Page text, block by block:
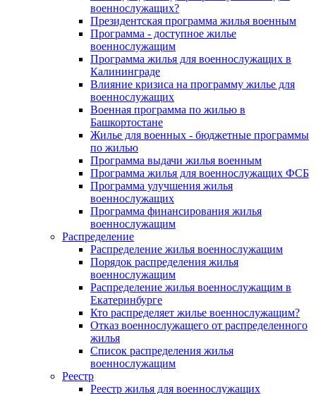
военнослужащих?
Президентская программа жилья военным
Программа - доступное жилье
военнослужащим
Программа жилья для военнослужащих в
Калининграде
Влияние кризиса на программу жилье для
военнослужащих
Военная программа по жилью в
Башкортостане
Жилье для военных - бюджетные программы
по жилью
Программа выдачи жилья военным
Программа жилья для военнослужащих ФСБ
Программа улучшения жилья
военнослужащих
Программа финансирования жилья
военнослужащим
Распределение
Распределение жилья военнослужащим
Порядок распределения жилья
военнослужащим
Распределение жилья военнослужащим в
Екатеринбурге
Кто распределяет жилье военнослужащим?
Отказ военнослужащего от распределенного
жилья
Список распределения жилья
военнослужащим
Реестр
Реестр жилья для военнослужащих